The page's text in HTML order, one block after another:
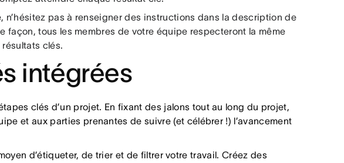
pas à renseigner des instructions dans la description de
façon, tous les membres de votre équipe respecteront la même
clés.
intégrées
clés d’un projet. En fixant des jalons tout au long du projet,
et aux parties prenantes de suivre (et célébrer !) l’avancement
d’étiqueter, de trier et de filtrer votre travail. Créez des